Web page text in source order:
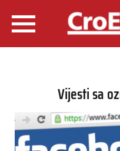
Vijesti sa